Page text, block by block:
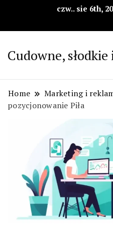
czw.. sie 6th,
Cudowne,
Home Marketing i
pozycjonowanie Piła